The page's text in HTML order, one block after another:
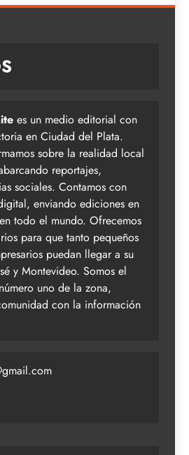
es un medio editorial con
en Ciudad del Plata.
sobre la realidad local
reportajes,
sociales. Contamos con
enviando ediciones en
todo el mundo. Ofrecemos
para que tanto pequeños
puedan llegar a su
y Montevideo. Somos el
uno de la zona,
con la información